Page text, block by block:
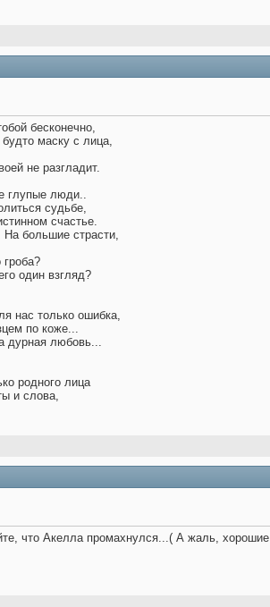
бесконечно,
маску с лица,
не разгладит.
глупые люди..
судьбе,
счастье.
большие страсти,
один взгляд?
нас только ошибка,
по коже...
дурная любовь...
родного лица
и слова,
что Акелла промахнулся...( А жаль,